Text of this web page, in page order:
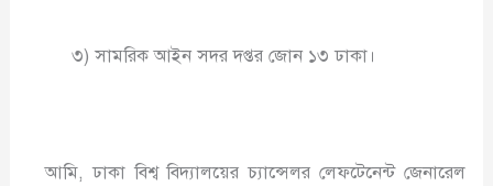
৩) সামরিক আইন সদর দপ্তর জোন ১৩ ঢাকা।
আমি, ঢাকা বিশ্ব বিদ্যালয়ের চ্যান্সেলর লেফটেনেন্ট জেনারেল